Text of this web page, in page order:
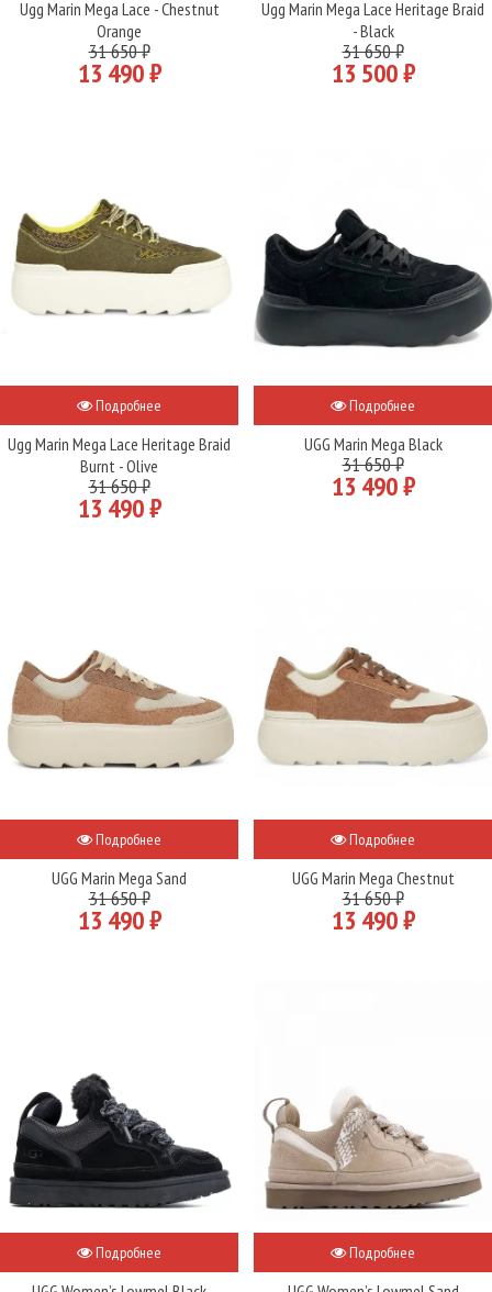
Ugg Marin Mega Lace - Chestnut
Orange
31 650 ₽
13 490 ₽
Ugg Marin Mega Lace Heritage Braid
- Black
31 650 ₽
13 500 ₽
Подробнее
Ugg Marin Mega Lace Heritage Braid
Burnt - Olive
31 650 ₽
13 490 ₽
Подробнее
UGG Marin Mega Black
31 650 ₽
13 490 ₽
Подробнее
UGG Marin Mega Sand
31 650 ₽
13 490 ₽
Подробнее
UGG Marin Mega Chestnut
31 650 ₽
13 490 ₽
Подробнее Подробнее